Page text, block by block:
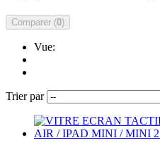
Comparer (0)
Vue:
Trier par